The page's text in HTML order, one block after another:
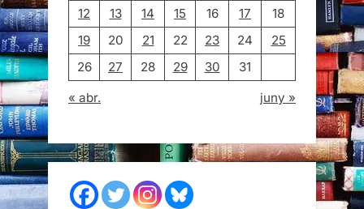
12
13 14 15 16 17
18
19
20 21 22 23 24
25
26
27 28 29 30
31
« abr.
juny »